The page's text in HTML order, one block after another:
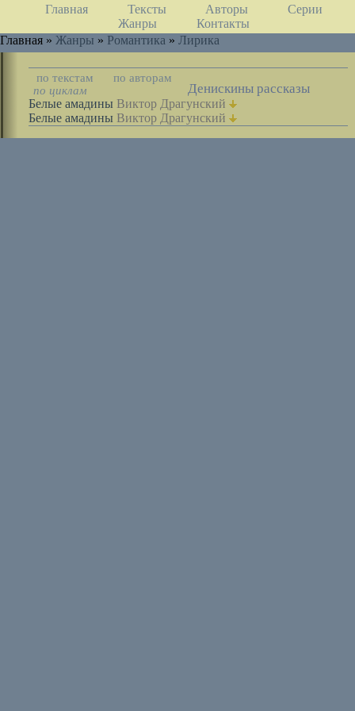
Главная Тексты Авторы
Серии
Жанры
Контакты
Главная » Жанры » Романтика » Лирика
по текстам
по авторам
по циклам
Денискины рассказы
Белые амадины Виктор Драгунский
Белые амадины Виктор Драгунский